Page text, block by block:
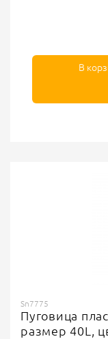
В
Sn7775
Пуговица
размер 40L,